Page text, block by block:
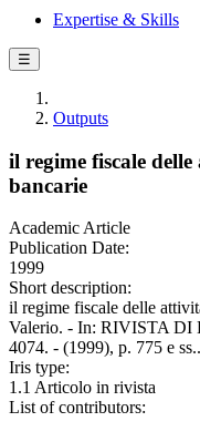
Expertise & Skills
☰
Outputs
il regime fiscale
bancarie
Academic Article
Publication Date:
1999
Short description:
il regime fiscale delle
Valerio. - In: RIVISTA
4074. - (1999), p. 775 e ss..
Iris type:
1.1 Articolo in rivista
List of contributors: